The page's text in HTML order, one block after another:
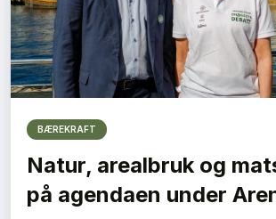
BÆREKRAFT
Natur, arealbruk og
på agendaen under